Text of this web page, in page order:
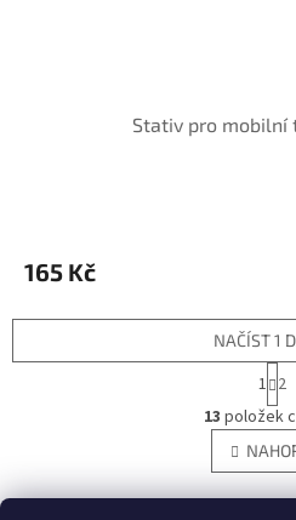
Stativ pro mobilní
165 Kč
O
v
l
á
d
NAČÍST 1
S
t
r
á
n
k
o
1 2
13 položek